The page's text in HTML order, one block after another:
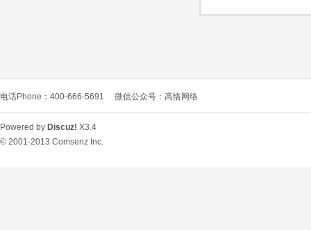
电话Phone：400-666-5691 微信公众号：高恪网络
Powered by Discuz! X3.4
© 2001-2013 Comsenz Inc.